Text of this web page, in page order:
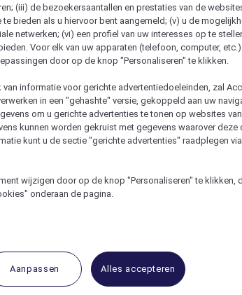
(iii) de bezoekersaantallen en prestaties van de
bieden als u hiervoor bent aangemeld; (v) u de
netwerken; (vi) een profiel van uw interesses op te
Voor elk van uw apparaten (telefoon, computer,
door op de knop "Personaliseren" te klikken.
informatie voor gerichte advertentiedoeleinden, zal
in een "gehashte" versie, gekoppeld aan uw
om u gerichte advertenties te tonen op websites
kunnen worden gekruist met gegevens waarover deze
kunt u de sectie "gerichte advertenties" raadplegen
wijzigen door op de knop "Personaliseren" te klikken,
onderaan de pagina.
Aanpassen Alles accepteren